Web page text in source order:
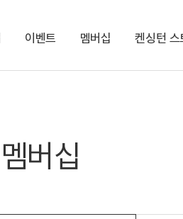
켄싱턴리조트 경주
켄싱턴리조트 지리산하동
이벤트 멤버십 켄싱턴 스
멤버십